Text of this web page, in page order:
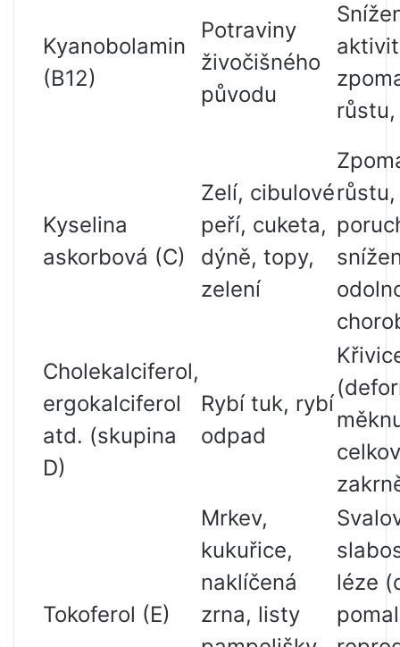
Kyanobolamin
(B12)
Potraviny
živočišného
původu
Kyselina
askorbová (C)
Zelí, cibulové
peří, cuketa,
dýně, topy,
zelení
Cholekalciferol,
ergokalciferol
atd. (skupina
D)
Rybí tuk, rybí
odpad
Tokoferol (E)
Mrkev,
kukuřice,
naklíčená
zrna, listy
léze